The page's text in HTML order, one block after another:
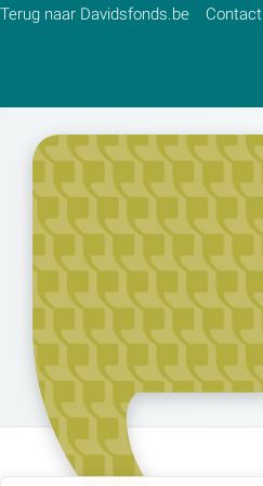
Terug naar Davidsfonds.be Contact
Zoek:
Zoeken